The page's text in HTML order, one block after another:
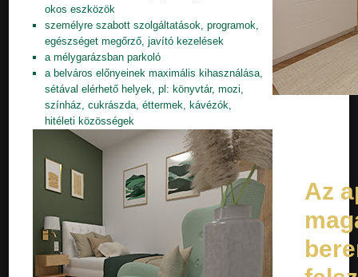
okos eszközök
személyre szabott szolgáltatások, programok,
egészséget megőrző, javító kezelések
a mélygarázsban parkoló
a belváros előnyeinek maximális kihasználása,
sétával elérhető helyek, pl: könyvtár, mozi,
színház, cukrászda, éttermek, kávézók,
hitéleti közösségek
Az